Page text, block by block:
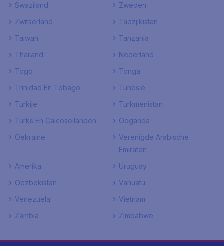
Swaziland
Zweden
Zwitserland
Tadzjikistan
Taiwan
Tanzania
Thailand
Nederland
Togo
Tonga
Trinidad En Tobago
Tunesie
Turkije
Turkmenistan
Turks En Caicoseilanden
Oeganda
Oekraine
Verenigde Arabische
Emiraten
Amerika
Uruguay
Oezbekistan
Vanuatu
Venezuela
Vietnam
Zambia
Zimbabwe